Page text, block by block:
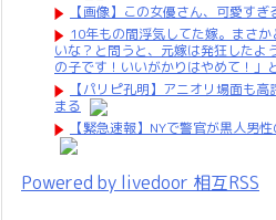
【画像】この女優さん、可愛すぎ
10年もの間浮気してた嫁。まさ
いな？と問うと、元嫁は発狂したよ
の子です！いいがかりはやめて！」
【パリピ孔明】アニオリ場面も
まる
【緊急速報】NYで警官が黒人男
Powered by livedoor 相互RSS